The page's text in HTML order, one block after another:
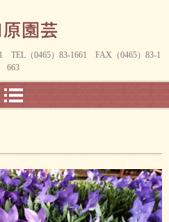
TEL（0465）83-1661 FAX（0465）83-1
663